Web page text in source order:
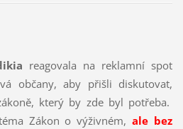
reagovala na reklamní spot
občany, aby přišli diskutovat,
který by zde byl potřeba.
Zákon o výživném,ale bez